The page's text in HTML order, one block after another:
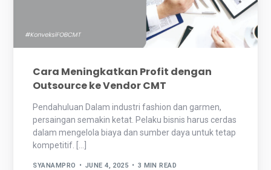
Cara Meningkatkan Profit dengan
Outsource ke Vendor CMT
Pendahuluan Dalam industri fashion dan garmen,
persaingan semakin ketat. Pelaku bisnis harus cerdas
dalam mengelola biaya dan sumber daya untuk tetap
kompetitif. […]
SYANAMPRO JUNE 4, 2025 3 MIN READ